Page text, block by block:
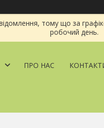
тому що за
робочий день.
ПРО НАС